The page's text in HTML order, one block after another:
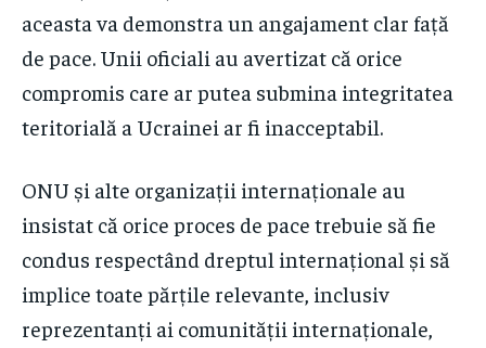
aceasta va demonstra un angajament clar față
de pace. Unii oficiali au avertizat că orice
compromis care ar putea submina integritatea
teritorială a Ucrainei ar fi inacceptabil.
ONU și alte organizații internaționale au
insistat că orice proces de pace trebuie să fie
condus respectând dreptul internațional și să
implice toate părțile relevante, inclusiv
reprezentanți ai comunității internaționale,